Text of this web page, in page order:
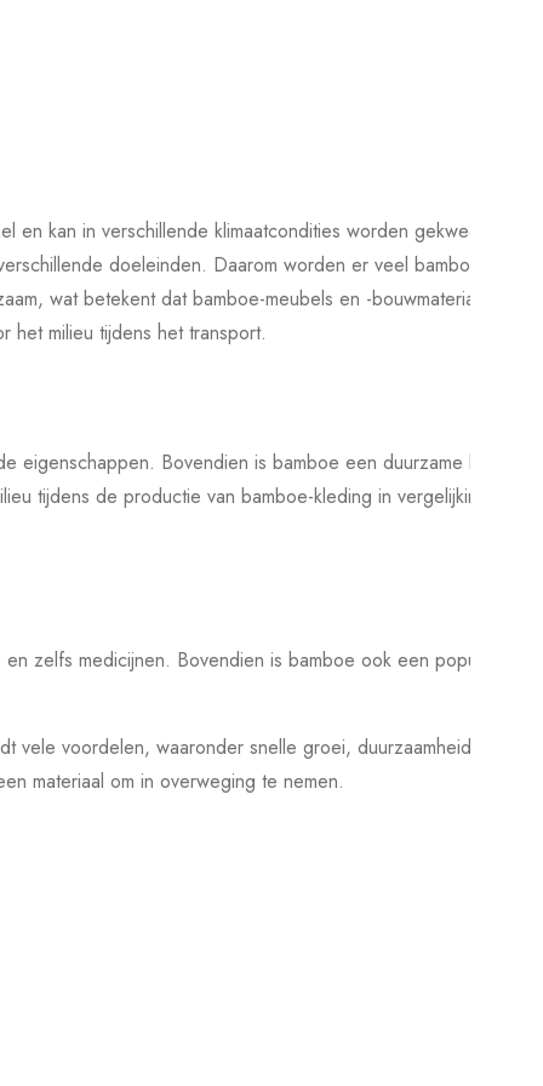
kan in verschillende klimaatcondities worden gekweekt,
doeleinden. Daarom worden er veel bamboe
wat betekent dat bamboe-meubels en -bouwmaterialen
het milieu tijdens het transport.
Bovendien is bamboe een duurzame keuze
tijdens de productie van bamboe-kleding in vergelijking met
zelfs medicijnen. Bovendien is bamboe ook een populaire
voordelen, waaronder snelle groei, duurzaamheid en
materiaal om in overweging te nemen.